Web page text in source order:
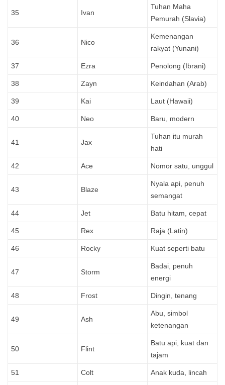
35 Ivan
Tuhan Maha
Pemurah (Slavia)
36 Nico
Kemenangan
rakyat (Yunani)
37 Ezra Penolong (Ibrani)
38 Zayn Keindahan (Arab)
39 Kai Laut (Hawaii)
40 Neo Baru, modern
41 Jax
Tuhan itu murah
hati
42 Ace Nomor satu, unggul
43 Blaze
Nyala api, penuh
semangat
44 Jet Batu hitam, cepat
45 Rex Raja (Latin)
46 Rocky Kuat seperti batu
47 Storm
Badai, penuh
energi
48 Frost Dingin, tenang
49 Ash
Abu, simbol
ketenangan
50 Flint
Batu api, kuat dan
tajam
51 Colt Anak kuda, lincah